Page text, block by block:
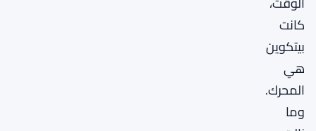
كانت
بيتكوين
هي
المحرك.
وما